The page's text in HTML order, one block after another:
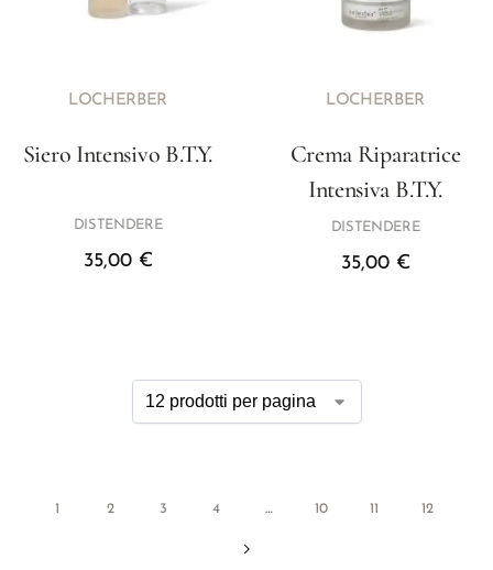
LOCHERBER
Siero Intensivo B.T.Y.
DISTENDERE
35,00 €
LOCHERBER
Crema Riparatrice
Intensiva B.T.Y.
DISTENDERE
35,00 €
1 2 3 4 … 10 11 12